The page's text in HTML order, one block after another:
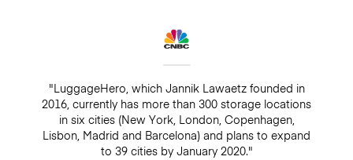
"LuggageHero, which Jannik Lawaetz founded in
2016, currently has more than 300 storage locations
in six cities (New York, London, Copenhagen,
Lisbon, Madrid and Barcelona) and plans to expand
to 39 cities by January 2020."